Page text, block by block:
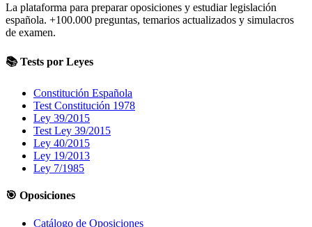
La plataforma para preparar oposiciones y estudiar legislación
española. +100.000 preguntas, temarios actualizados y simulacros
de examen.
📚 Tests por Leyes
Constitución Española
Test Constitución 1978
Ley 39/2015
Test Ley 39/2015
Ley 40/2015
Ley 19/2013
Ley 7/1985
🎯 Oposiciones
Catálogo de Oposiciones